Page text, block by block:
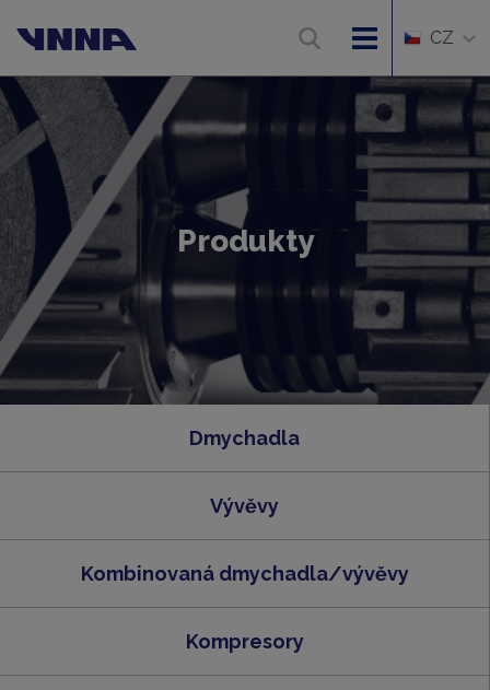
CZ
Produkty
Dmychadla
Vývěvy
Kombinovaná dmychadla/vývěvy
Kompresory